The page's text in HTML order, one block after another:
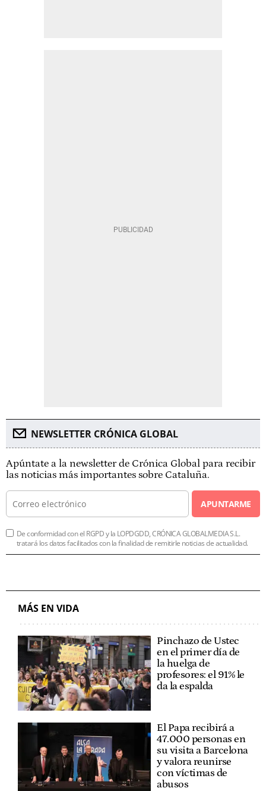
NEWSLETTER CRÓNICA GLOBAL
Apúntate a la newsletter de Crónica Global para recibir
las noticias más importantes sobre Cataluña.
APUNTARME
De conformidad con el RGPD y la LOPDGDD, CRÓNICA GLOBALMEDIA S.L.
tratará los datos facilitados con la finalidad de remitirle noticias de actualidad.
MÁS EN VIDA
Pinchazo de Ustec
en el primer día de
la huelga de
profesores: el 91% le
da la espalda
El Papa recibirá a
47.000 personas en
su visita a Barcelona
y valora reunirse
con víctimas de
abusos